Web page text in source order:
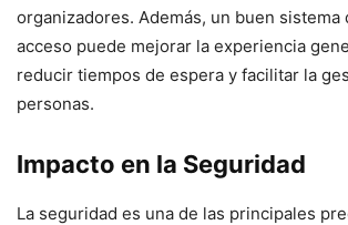
organizadores. Además, un buen sistema
acceso puede mejorar la experiencia
reducir tiempos de espera y facilitar la
personas.
Impacto en la Seguridad
La seguridad es una de las principales